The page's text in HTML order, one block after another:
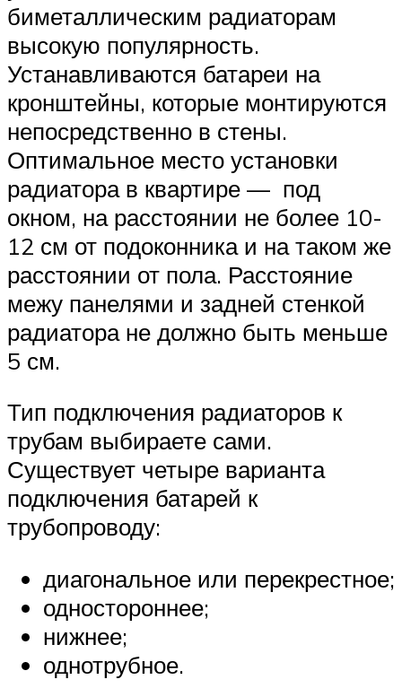
биметаллическим радиаторам
высокую популярность.
Устанавливаются батареи на
кронштейны, которые монтируются
непосредственно в стены.
Оптимальное место установки
радиатора в квартире — под
окном, на расстоянии не более 10-
12 см от подоконника и на таком же
расстоянии от пола. Расстояние
межу панелями и задней стенкой
радиатора не должно быть меньше
5 см.
Тип подключения радиаторов к
трубам выбираете сами.
Существует четыре варианта
подключения батарей к
трубопроводу:
диагональное или перекрестное;
одностороннее;
нижнее;
однотрубное.